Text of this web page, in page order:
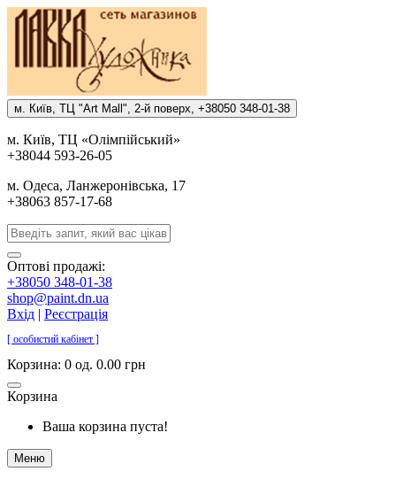
м. Киïв, ТЦ "Art Mall", 2-й поверх, +38050 348-01-38
м. Киïв, ТЦ «Олiмпiйський»
+38044 593-26-05
м. Одеса, Ланжеронiвська, 17
+38063 857-17-68
Оптові продажі:
+38050 348-01-38
shop@paint.dn.ua
Вхід | Реєстрація
[ особистий кабінет ]
Корзина: 0 од. 0.00 грн
Корзина
Ваша корзина пуста!
Меню